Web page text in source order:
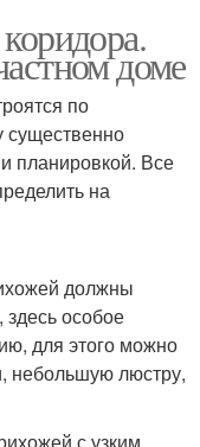
доме
по
существенно
планировкой. Все
на
должны
здесь особое
для этого можно
небольшую люстру,
с узким